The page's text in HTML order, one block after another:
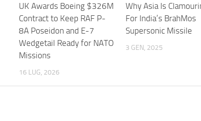
UK Awards Boeing $326M
Contract to Keep RAF P-
8A Poseidon and E-7
Wedgetail Ready for NATO
Missions
16 LUG, 2026
Why Asia Is
For India’s BrahMos
Supersonic Missile
3 GEN, 2025